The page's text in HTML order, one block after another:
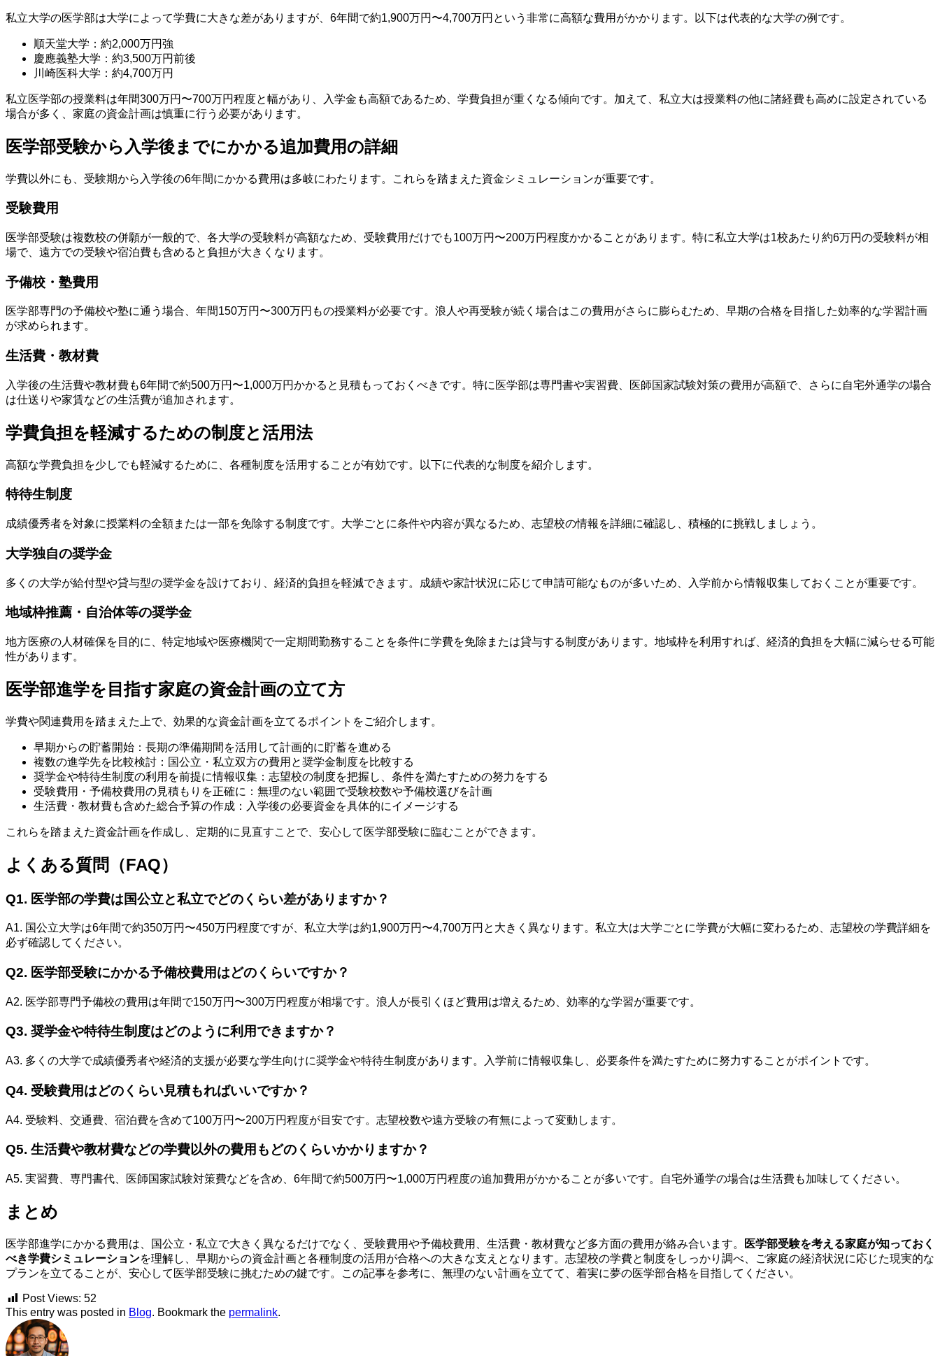
私立大学の医学部は大学によって学費に大きな差がありますが、6年間で約1,900万円〜4,700万円という非常に高額な費用がかかります。以下は代表的な大学の例です。
順天堂大学：約2,000万円強
慶應義塾大学：約3,500万円前後
川崎医科大学：約4,700万円
私立医学部の授業料は年間300万円〜700万円程度と幅があり、入学金も高額であるため、学費負担が重くなる傾向です。加えて、私立大は授業料の他に諸経費も高めに設定されている
場合が多く、家庭の資金計画は慎重に行う必要があります。
医学部受験から入学後までにかかる追加費用の詳細
学費以外にも、受験期から入学後の6年間にかかる費用は多岐にわたります。これらを踏まえた資金シミュレーションが重要です。
受験費用
医学部受験は複数校の併願が一般的で、各大学の受験料が高額なため、受験費用だけでも100万円〜200万円程度かかることがあります。特に私立大学は1校あたり約6万円の受験料が相
場で、遠方での受験や宿泊費も含めると負担が大きくなります。
予備校・塾費用
医学部専門の予備校や塾に通う場合、年間150万円〜300万円もの授業料が必要です。浪人や再受験が続く場合はこの費用がさらに膨らむため、早期の合格を目指した効率的な学習計画
が求められます。
生活費・教材費
入学後の生活費や教材費も6年間で約500万円〜1,000万円かかると見積もっておくべきです。特に医学部は専門書や実習費、医師国家試験対策の費用が高額で、さらに自宅外通学の場合
は仕送りや家賃などの生活費が追加されます。
学費負担を軽減するための制度と活用法
高額な学費負担を少しでも軽減するために、各種制度を活用することが有効です。以下に代表的な制度を紹介します。
特待生制度
成績優秀者を対象に授業料の全額または一部を免除する制度です。大学ごとに条件や内容が異なるため、志望校の情報を詳細に確認し、積極的に挑戦しましょう。
大学独自の奨学金
多くの大学が給付型や貸与型の奨学金を設けており、経済的負担を軽減できます。成績や家計状況に応じて申請可能なものが多いため、入学前から情報収集しておくことが重要です。
地域枠推薦・自治体等の奨学金
地方医療の人材確保を目的に、特定地域や医療機関で一定期間勤務することを条件に学費を免除または貸与する制度があります。地域枠を利用すれば、経済的負担を大幅に減らせる可能
性があります。
医学部進学を目指す家庭の資金計画の立て方
学費や関連費用を踏まえた上で、効果的な資金計画を立てるポイントをご紹介します。
早期からの貯蓄開始：長期の準備期間を活用して計画的に貯蓄を進める
複数の進学先を比較検討：国公立・私立双方の費用と奨学金制度を比較する
奨学金や特待生制度の利用を前提に情報収集：志望校の制度を把握し、条件を満たすための努力をする
受験費用・予備校費用の見積もりを正確に：無理のない範囲で受験校数や予備校選びを計画
生活費・教材費も含めた総合予算の作成：入学後の必要資金を具体的にイメージする
これらを踏まえた資金計画を作成し、定期的に見直すことで、安心して医学部受験に臨むことができます。
よくある質問（FAQ）
Q1. 医学部の学費は国公立と私立でどのくらい差がありますか？
A1. 国公立大学は6年間で約350万円〜450万円程度ですが、私立大学は約1,900万円〜4,700万円と大きく異なります。私立大は大学ごとに学費が大幅に変わるため、志望校の学費詳細を
必ず確認してください。
Q2. 医学部受験にかかる予備校費用はどのくらいですか？
A2. 医学部専門予備校の費用は年間で150万円〜300万円程度が相場です。浪人が長引くほど費用は増えるため、効率的な学習が重要です。
Q3. 奨学金や特待生制度はどのように利用できますか？
A3. 多くの大学で成績優秀者や経済的支援が必要な学生向けに奨学金や特待生制度があります。入学前に情報収集し、必要条件を満たすために努力することがポイントです。
Q4. 受験費用はどのくらい見積もればいいですか？
A4. 受験料、交通費、宿泊費を含めて100万円〜200万円程度が目安です。志望校数や遠方受験の有無によって変動します。
Q5. 生活費や教材費などの学費以外の費用もどのくらいかかりますか？
A5. 実習費、専門書代、医師国家試験対策費などを含め、6年間で約500万円〜1,000万円程度の追加費用がかかることが多いです。自宅外通学の場合は生活費も加味してください。
まとめ
医学部進学にかかる費用は、国公立・私立で大きく異なるだけでなく、受験費用や予備校費用、生活費・教材費など多方面の費用が絡み合います。
医学部受験を考える家庭が知っておく
べき学費シミュレーションを理解し、早期からの資金計画と各種制度の活用が合格への大きな支えとなります。志望校の学費と制度をしっかり調べ、ご家庭の経済状況に応じた現実的な
プランを立てることが、安心して医学部受験に挑むための鍵です。この記事を参考に、無理のない計画を立てて、着実に夢の医学部合格を目指してください。
Post Views: 52
This entry was posted in Blog. Bookmark the permalink.